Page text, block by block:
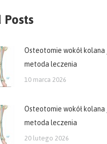
Posts
Osteotomie wokół kolana
metoda leczenia
10 marca 2026
Osteotomie wokół kolana
metoda leczenia
20 lutego 2026